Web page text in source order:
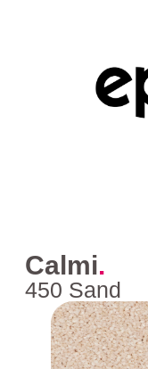
Calmi.
450 Sand